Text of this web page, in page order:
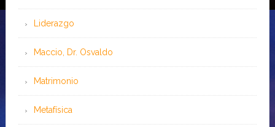
Liderazgo
Maccio, Dr. Osvaldo
Matrimonio
Metafísica